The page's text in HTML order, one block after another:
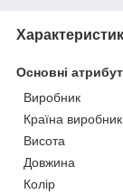
Основні
Виробник
Країна виробник
Висота
Довжина
Колір